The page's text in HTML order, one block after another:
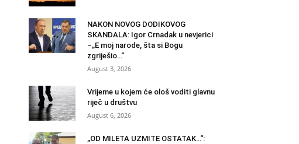
NAKON NOVOG DODIKOVOG
SKANDALA: Igor Crnadak u nevjerici
–„E moj narode, šta si Bogu
zgriješio…“
August 3, 2026
Vrijeme u kojem će ološ voditi glavnu
riječ u društvu
August 6, 2026
„OD MILETA UZMITE OSTATAK…“: